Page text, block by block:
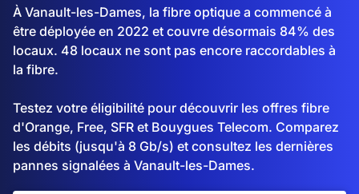
À Vanault-les-Dames, la fibre optique a commencé à
être déployée en 2022 et couvre désormais 84% des
locaux. 48 locaux ne sont pas encore raccordables à
la fibre.
Testez votre éligibilité pour découvrir les offres fibre
d'Orange, Free, SFR et Bouygues Telecom. Comparez
les débits (jusqu'à 8 Gb/s) et consultez les dernières
pannes signalées à Vanault-les-Dames.